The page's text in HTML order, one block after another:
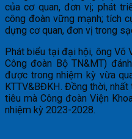
của cơ quan, đơn vị; phát
công đoàn vững mạnh; tích
dựng cơ quan, đơn vị trong
Phát biểu tại đại hội, ông Võ
Công đoàn Bộ TN&MT)
được trong nhiệm kỳ vừa
KTTV&BĐKH. Đồng thời,
tiêu mà Công đoàn Viện
nhiệm kỳ 2023-2028.